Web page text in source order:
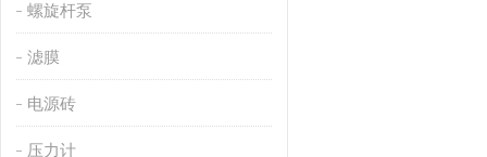
螺旋杆泵
滤膜
电源砖
压力计